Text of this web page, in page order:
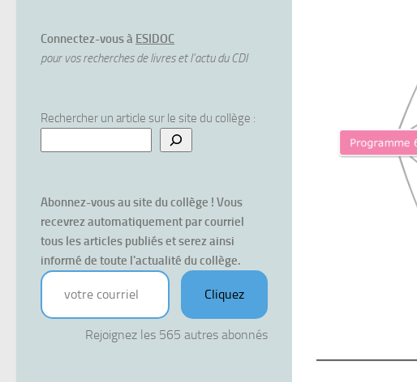
Connectez-vous à ESIDOC
pour vos recherches de livres et l'actu du CDI
Rechercher un article sur le site du collège :
Abonnez-vous au site du collège ! Vous
recevrez automatiquement par courriel
tous les articles publiés et serez ainsi
informé de toute l'actualité du collège.
votre courriel
Cliquez
Rejoignez les 565 autres abonnés